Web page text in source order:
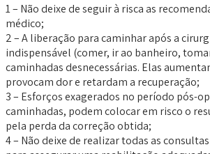
1 – Não deixe de seguir à risca as
médico;
2 – A liberação para caminhar após a
indispensável (comer, ir ao banheiro,
caminhadas desnecessárias. Elas
provocam dor e retardam a recuperação;
3 – Esforços exagerados no período pós-
caminhadas, podem colocar em risco o
pela perda da correção obtida;
4 – Não deixe de realizar todas as